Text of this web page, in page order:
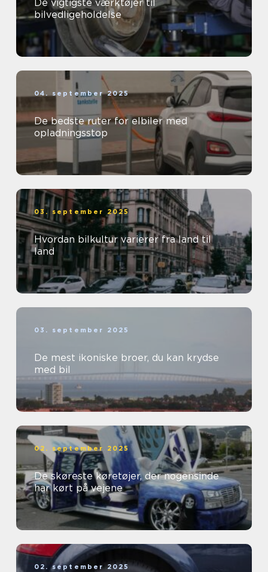
De vigtigste værktøjer til
bilvedligeholdelse
04. september 2025
De bedste ruter for elbiler med
opladningsstop
03. september 2025
Hvordan bilkultur varierer fra land til
land
03. september 2025
De mest ikoniske broer, du kan krydse
med bil
02. september 2025
De skøreste køretøjer, der nogensinde
har kørt på vejene
02. september 2025